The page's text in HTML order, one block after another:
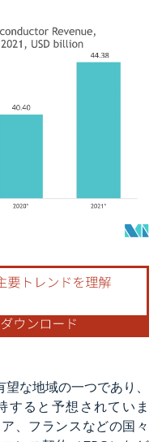
4.0の表示が必要です。
な地域の一つであり、
すると予想されていま
、フランスなどの国々